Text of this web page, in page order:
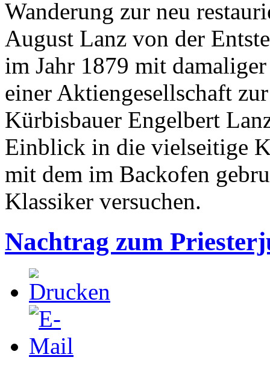
Wanderung zur neu
August Lanz von der
im Jahr 1879 mit
einer Aktiengesellschaft
Kürbisbauer Engelbert
Einblick in die vielseitige
mit dem im Backofen
Klassiker versuchen.
Nachtrag zum